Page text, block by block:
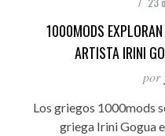
1000MODS
ARTISTA IRINI
por
Los griegos 1000mods
griega Irini Gogua